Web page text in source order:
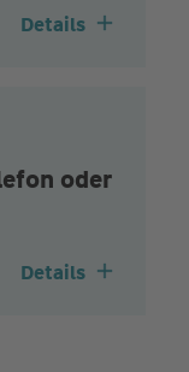
Details
oder
Details